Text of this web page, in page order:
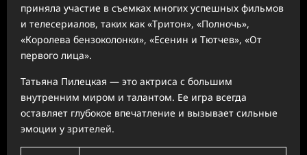
приняла участие в съемках многих успешных фильмов
и телесериалов, таких как «Тритон», «Полночь»,
«Королева бензоколонки», «Есенин и Тютчев», «От
первого лица».
Татьяна Пилецкая — это актриса с большим
внутренним миром и талантом. Ее игра всегда
оставляет глубокое впечатление и вызывает сильные
эмоции у зрителей.